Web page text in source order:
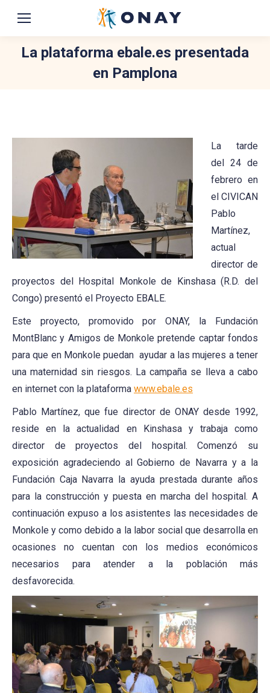
La plataforma ebale.es presentada
en Pamplona
La tarde
del 24 de
febrero en
el CIVICAN
Pablo
Martínez,
actual
director de
proyectos del Hospital Monkole de Kinshasa (R.D. del
Congo) presentó el Proyecto EBALE.
Este proyecto, promovido por ONAY, la Fundación
MontBlanc y Amigos de Monkole pretende captar fondos
para que en Monkole puedan ayudar a las mujeres a tener
una maternidad sin riesgos. La campaña se lleva a cabo
en internet con la plataforma www.ebale.es
Pablo Martínez, que fue director de ONAY desde 1992,
reside en la actualidad en Kinshasa y trabaja como
director de proyectos del hospital. Comenzó su
exposición agradeciendo al Gobierno de Navarra y a la
Fundación Caja Navarra la ayuda prestada durante años
para la construcción y puesta en marcha del hospital. A
continuación expuso a los asistentes las necesidades de
Monkole y como debido a la labor social que desarrolla en
ocasiones no cuentan con los medios económicos
necesarios para atender a la población más
desfavorecida.